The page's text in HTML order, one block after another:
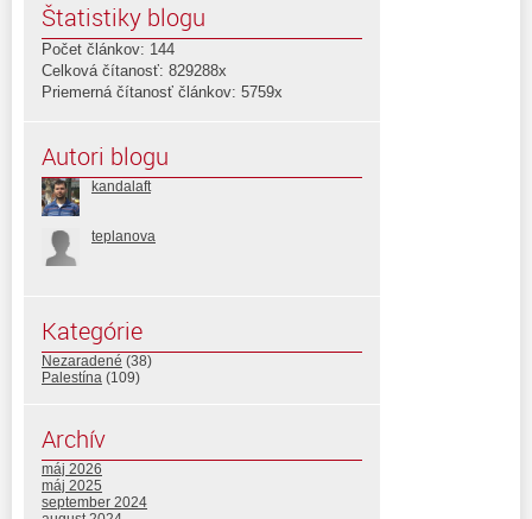
Štatistiky blogu
Počet článkov: 144
Celková čítanosť: 829288x
Priemerná čítanosť článkov: 5759x
Autori blogu
kandalaft
teplanova
Kategórie
Nezaradené (38)
Palestína (109)
Archív
máj 2026
máj 2025
september 2024